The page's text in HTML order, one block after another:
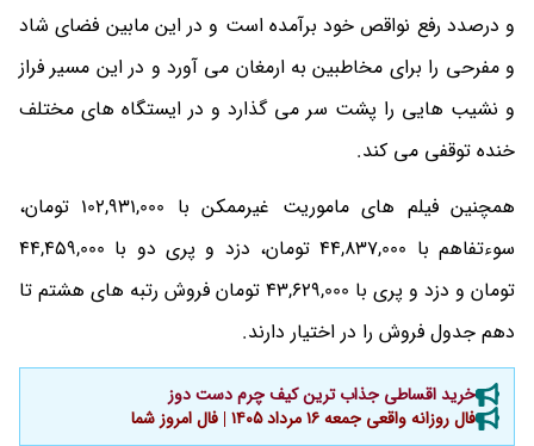
و درصدد رفع نواقص خود برآمده است و در این مابین فضای شاد
و مفرحی را برای مخاطبین به ارمغان می آورد و در این مسیر فراز
و نشیب هایی را پشت سر می گذارد و در ایستگاه های مختلف
خنده توقفی می کند.
همچنین فیلم های ماموریت غیرممکن با 102,931,000 تومان،
سوءتفاهم با 44,837,000 تومان، دزد و پری دو با 44,459,000
تومان و دزد و پری با 43,629,000 تومان فروش رتبه های هشتم تا
دهم جدول فروش را در اختیار دارند.
خرید اقساطی جذاب ترین کیف چرم دست دوز
فال روزانه واقعی جمعه ۱۶ مرداد ۱۴۰۵ | فال امروز شما